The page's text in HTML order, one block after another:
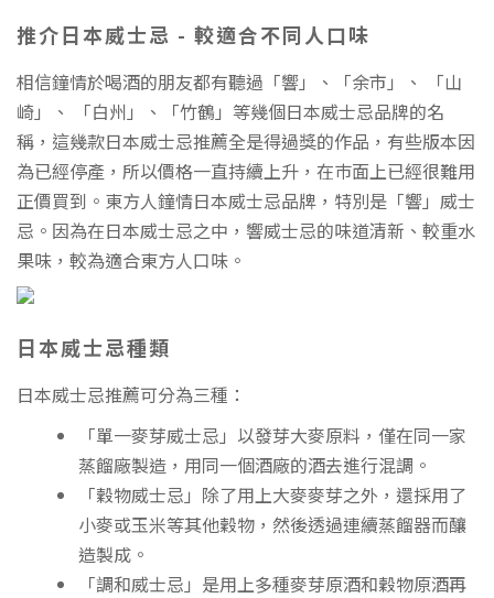
推介日本威士忌 - 較適合不同人口味
相信鐘情於喝酒的朋友都有聽過「響」、「余市」、 「山
崎」、 「白州」、「竹鶴」等幾個日本威士忌品牌的名
稱，這幾款日本威士忌推薦全是得過獎的作品，有些版本因
為已經停產，所以價格一直持續上升，在巿面上已經很難用
正價買到。東方人鐘情日本威士忌品牌，特別是「響」威士
忌。因為在日本威士忌之中，響威士忌的味道清新、較重水
果味，較為適合東方人口味。
日本威士忌種類
日本威士忌推薦可分為三種：
「單一麥芽威士忌」以發芽大麥原料，僅在同一家
蒸餾廠製造，用同一個酒廠的酒去進行混調。
「穀物威士忌」除了用上大麥麥芽之外，還採用了
小麥或玉米等其他穀物，然後透過連續蒸餾器而釀
造製成。
「調和威士忌」是用上多種麥芽原酒和穀物原酒再